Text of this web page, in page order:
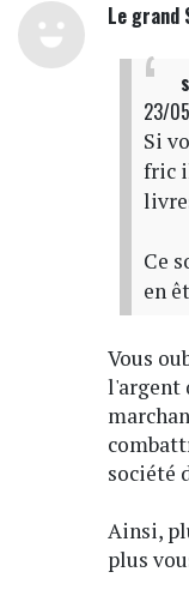
Le grand
23/
Si
fric
Ce
en
Vous
l'argent
société
Ainsi,
plus